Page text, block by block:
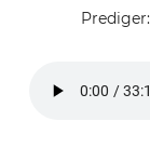
Prediger: